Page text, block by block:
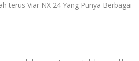
terusViar NX 24 Yang Punya Berbagai